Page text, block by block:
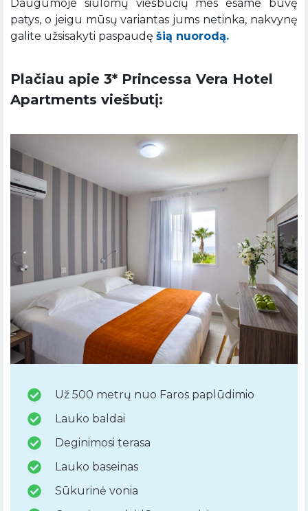
Daugumoje siūlomų viešbučių mes esame buvę
patys, o jeigu mūsų variantas jums netinka, nakvynę
galite užsisakyti paspaudę šią nuorodą.
Plačiau apie 3* Princessa Vera Hotel
Apartments viešbutį:
Už 500 metrų nuo Faros paplūdimio
Lauko baldai
Deginimosi terasa
Lauko baseinas
Sūkurinė vonia